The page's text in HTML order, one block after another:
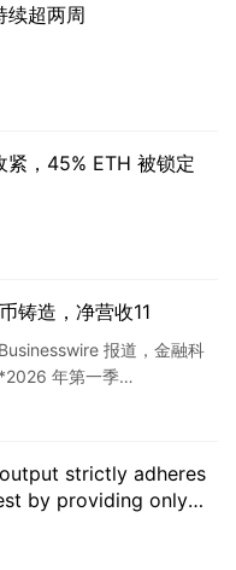
续超两周
紧，45% ETH 被锁定
铸造，净营收11
报道，金融科
年第一季…
strictly adheres
by providing only
The chosen “ETH突破